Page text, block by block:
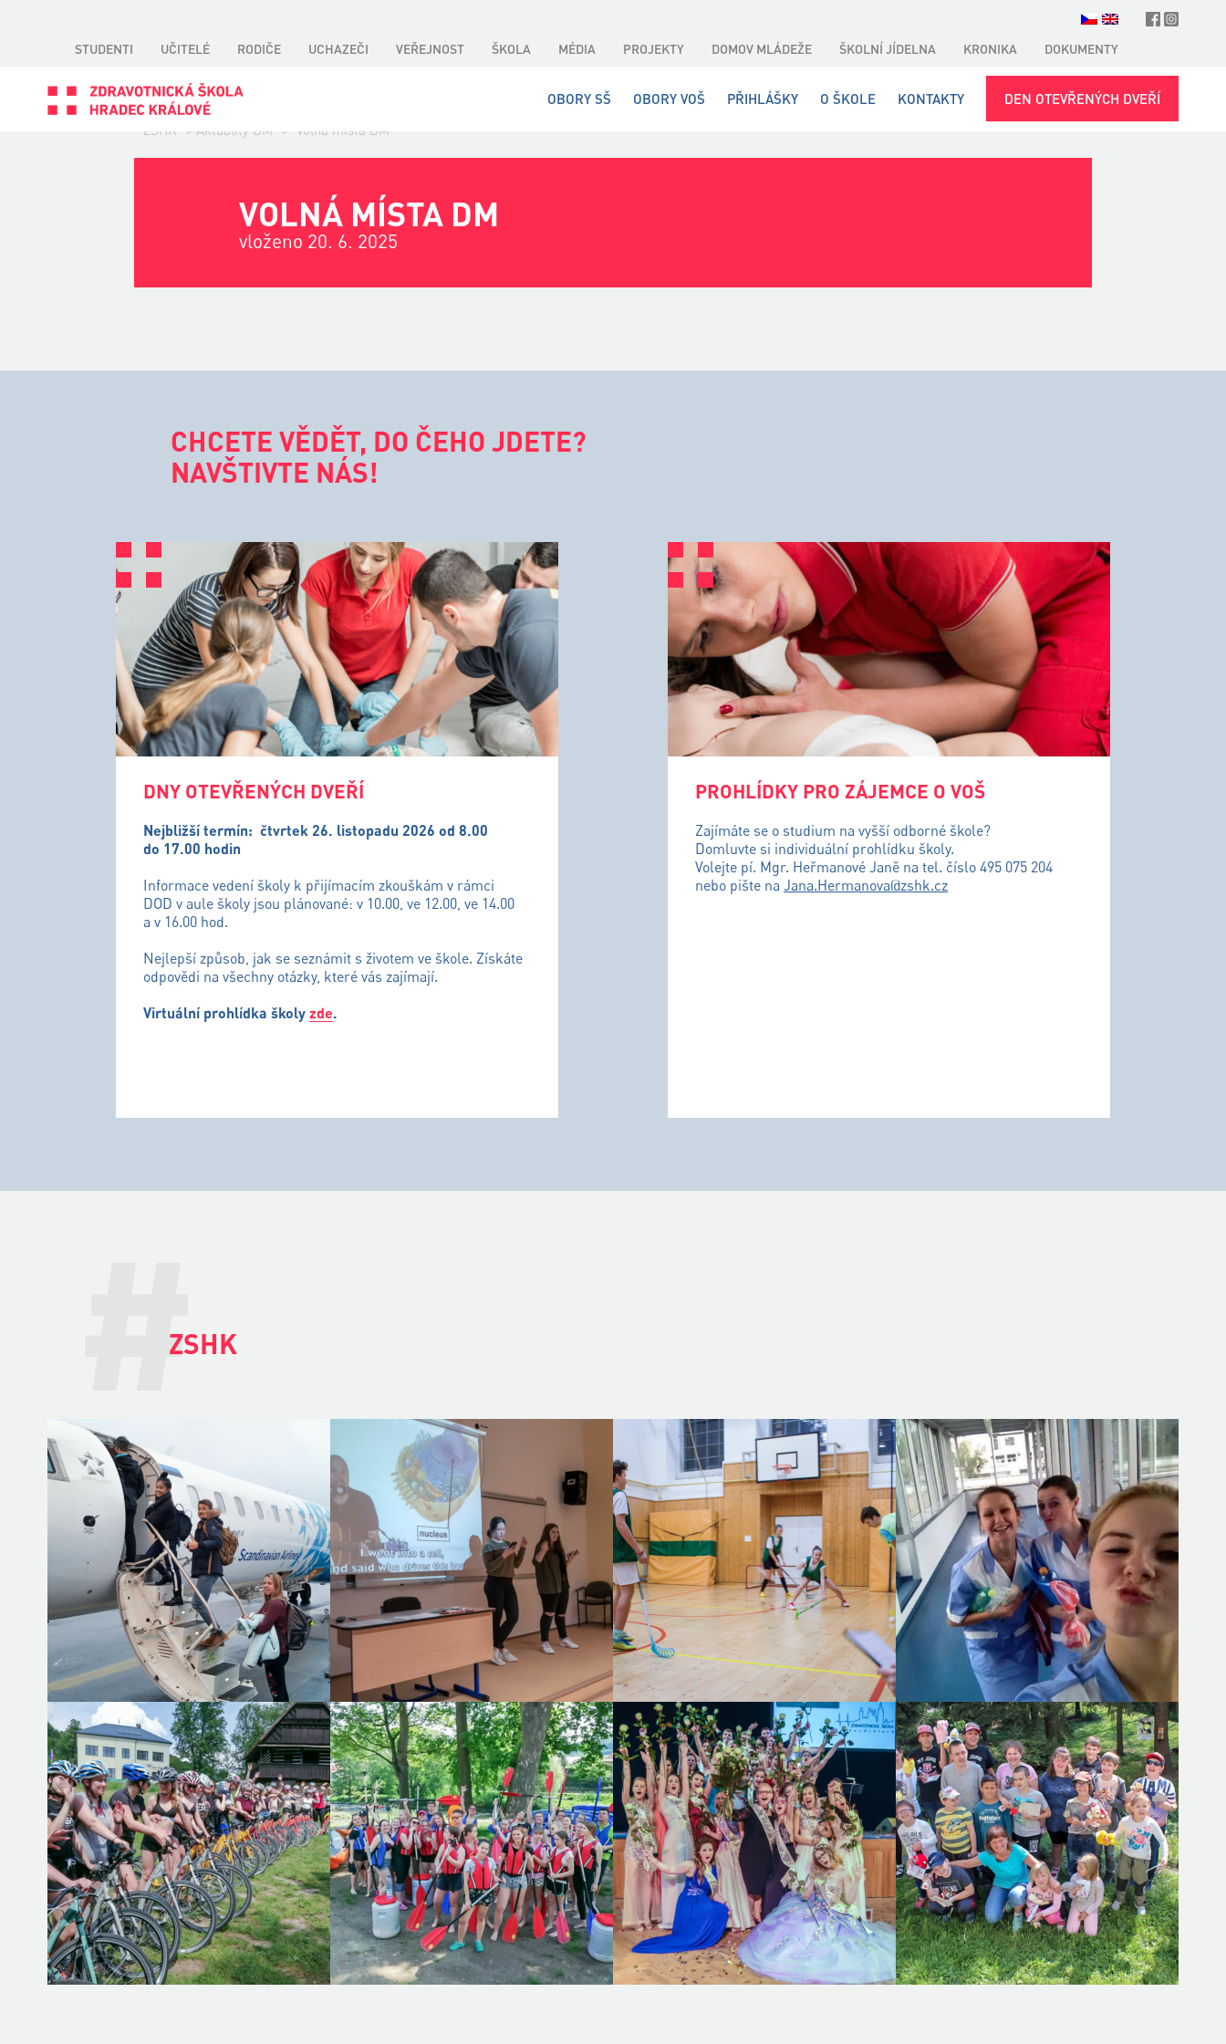
STUDENTI UČITELÉ RODIČE UCHAZEČI VEŘEJNOST ŠKOLA MÉDIA PROJEKTY DOMOV MLÁDEŽE ŠKOLNÍ JÍDELNA KRONIKA DOKUMENTY
OBORY SŠ OBORY VOŠ PŘIHLÁŠKY O ŠKOLE KONTAKTY
DEN OTEVŘENÝCH DVEŘÍ
ZSHK
> Aktuality DM > Volná místa DM
VOLNÁ MÍSTA DM
vloženo 20. 6. 2025
CHCETE VĚDĚT, DO ČEHO JDETE?
NAVŠTIVTE NÁS!
DNY OTEVŘENÝCH DVEŘÍ
Nejbližší termín: čtvrtek 26. listopadu 2026 od 8.00
do 17.00 hodin
Informace vedení školy k přijímacím zkouškám v rámci
DOD v aule školy jsou plánované: v 10.00, ve 12.00, ve 14.00
a v 16.00 hod.
Nejlepší způsob, jak se seznámit s životem ve škole. Získáte
odpovědi na všechny otázky, které vás zajímají.
Virtuální prohlídka školy zde.
PROHLÍDKY PRO ZÁJEMCE O VOŠ
Zajímáte se o studium na vyšší odborné škole?
Domluvte si individuální prohlídku školy.
Volejte pí. Mgr. Heřmanové Janě na tel. číslo 495 075 204
nebo pište na Jana.Hermanova@zshk.cz
#
ZSHK